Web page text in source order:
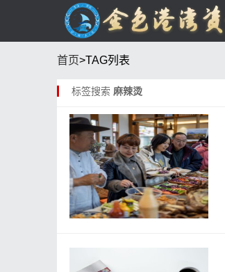
首页>TAG列表
标签搜索 麻辣烫